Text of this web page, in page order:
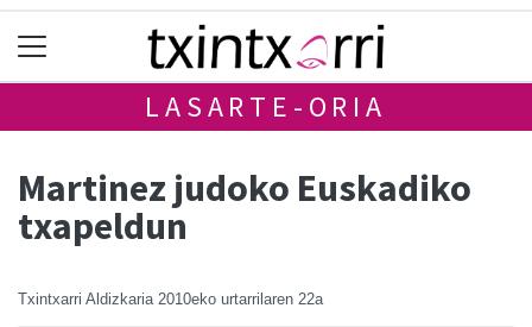
LASARTE-ORIA
Martinez judoko Euskadiko
txapeldun
Txintxarri Aldizkaria 2010eko urtarrilaren 22a